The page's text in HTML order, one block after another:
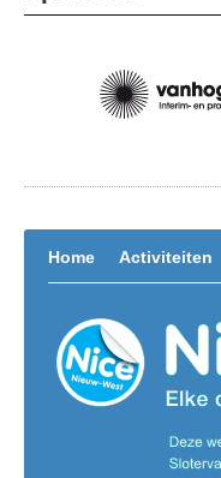
Home Activiteiten